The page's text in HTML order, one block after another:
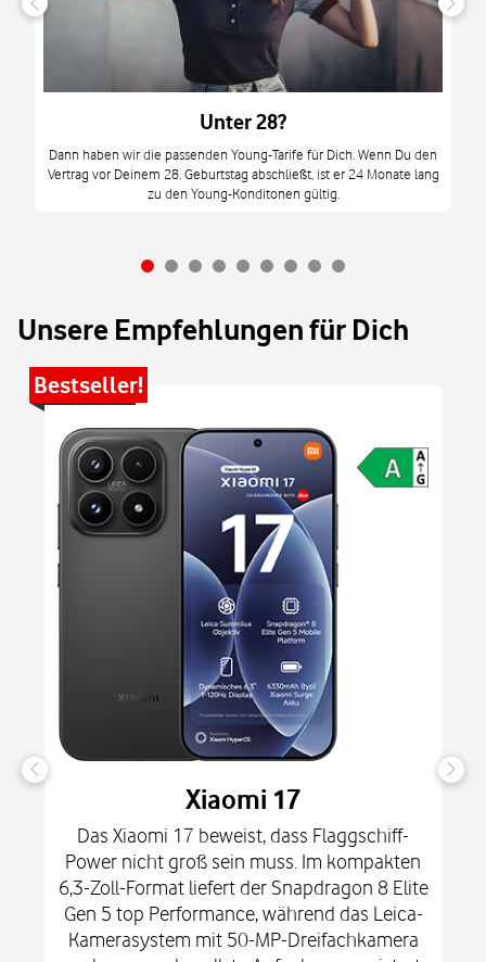
Unter 28?
Dann haben wir die passenden Young-Tarife für Dich. Wenn Du den
Vertrag vor Deinem 28. Geburtstag abschließt, ist er 24 Monate lang
zu den Young-Konditonen gültig.
Unsere Empfehlungen für Dich
Bestseller!
Xiaomi 17
Das Xiaomi 17 beweist, dass Flaggschiff-
Power nicht groß sein muss. Im kompakten
6,3-Zoll-Format liefert der Snapdragon 8 Elite
Gen 5 top Performance, während das Leica-
Kamerasystem mit 50-MP-Dreifachkamera